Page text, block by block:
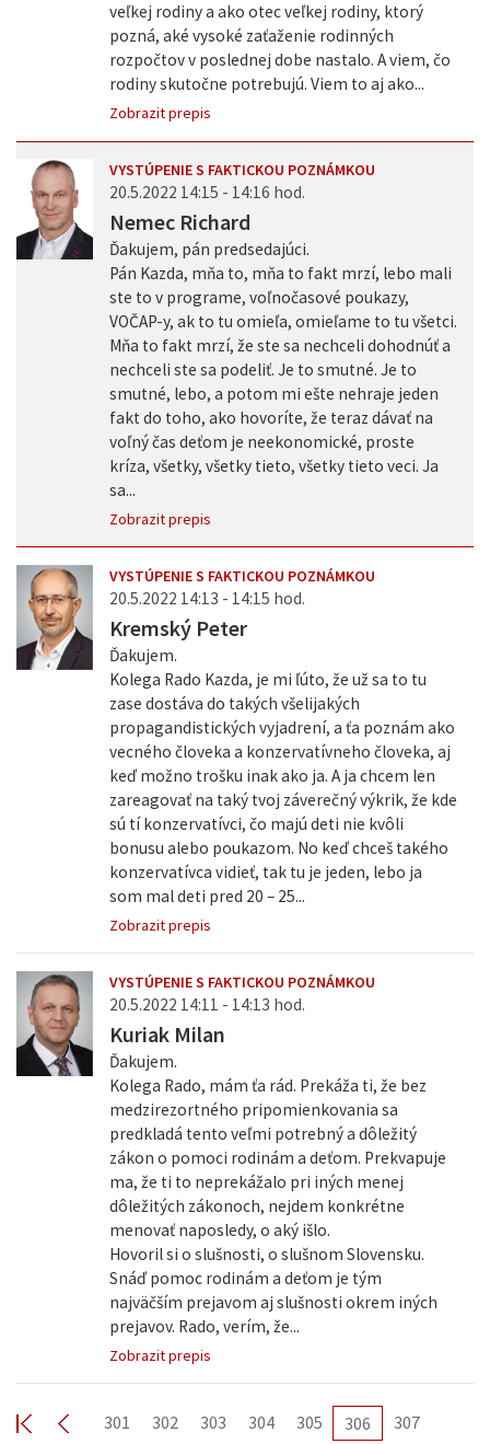
veľkej rodiny a ako otec veľkej rodiny, ktorý
pozná, aké vysoké zaťaženie rodinných
rozpočtov v poslednej dobe nastalo. A viem, čo
rodiny skutočne potrebujú. Viem to aj ako...
Zobrazit prepis
VYSTÚPENIE S FAKTICKOU POZNÁMKOU
20.5.2022 14:15 - 14:16 hod.
Nemec Richard
Ďakujem, pán predsedajúci.
Pán Kazda, mňa to, mňa to fakt mrzí, lebo mali
ste to v programe, voľnočasové poukazy,
VOČAP-y, ak to tu omieľa, omieľame to tu všetci.
Mňa to fakt mrzí, že ste sa nechceli dohodnúť a
nechceli ste sa podeliť. Je to smutné. Je to
smutné, lebo, a potom mi ešte nehraje jeden
fakt do toho, ako hovoríte, že teraz dávať na
voľný čas deťom je neekonomické, proste
kríza, všetky, všetky tieto, všetky tieto veci. Ja
sa...
Zobrazit prepis
VYSTÚPENIE S FAKTICKOU POZNÁMKOU
20.5.2022 14:13 - 14:15 hod.
Kremský Peter
Ďakujem.
Kolega Rado Kazda, je mi ľúto, že už sa to tu
zase dostáva do takých všelijakých
propagandistických vyjadrení, a ťa poznám ako
vecného človeka a konzervatívneho človeka, aj
keď možno trošku inak ako ja. A ja chcem len
zareagovať na taký tvoj záverečný výkrik, že kde
sú tí konzervatívci, čo majú deti nie kvôli
bonusu alebo poukazom. No keď chceš takého
konzervatívca vidieť, tak tu je jeden, lebo ja
som mal deti pred 20 – 25...
Zobrazit prepis
VYSTÚPENIE S FAKTICKOU POZNÁMKOU
20.5.2022 14:11 - 14:13 hod.
Kuriak Milan
Ďakujem.
Kolega Rado, mám ťa rád. Prekáža ti, že bez
medzirezortného pripomienkovania sa
predkladá tento veľmi potrebný a dôležitý
zákon o pomoci rodinám a deťom. Prekvapuje
ma, že ti to neprekážalo pri iných menej
dôležitých zákonoch, nejdem konkrétne
menovať naposledy, o aký išlo.
Hovoril si o slušnosti, o slušnom Slovensku.
Snáď pomoc rodinám a deťom je tým
najväčším prejavom aj slušnosti okrem iných
prejavov. Rado, verím, že...
Zobrazit prepis
301 302 303 304 305 306 307